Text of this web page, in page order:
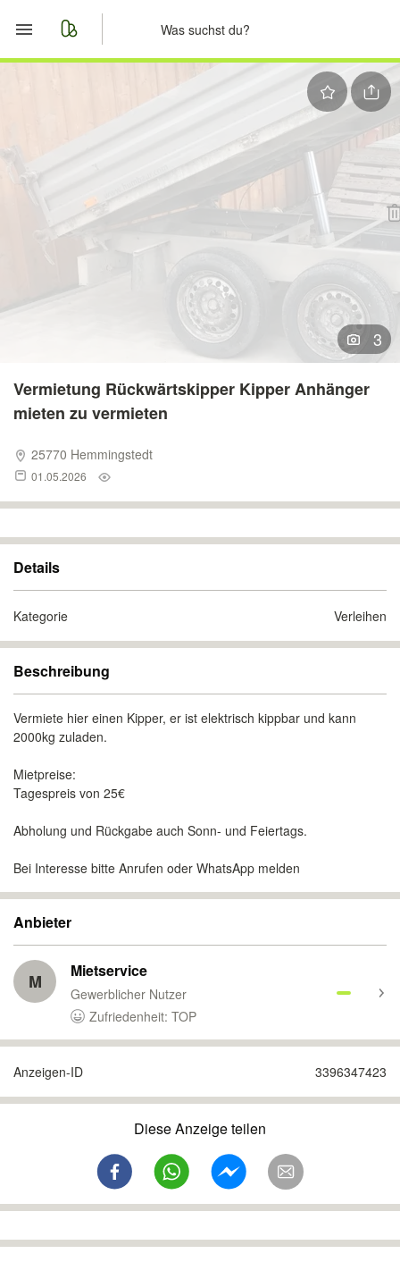
Anzeige aufgeben
3
Vermietung Rückwärtskipper Kipper Anhänger
mieten zu vermieten
25770 Hemmingstedt
01.05.2026
Details
Kategorie Verleihen
Beschreibung
Vermiete hier einen Kipper, er ist elektrisch kippbar und kann
2000kg zuladen.
Mietpreise:
Tagespreis von 25€
Abholung und Rückgabe auch Sonn- und Feiertags.
Bei Interesse bitte Anrufen oder WhatsApp melden
Anbieter
M Mietservice
Gewerblicher Nutzer
Zufriedenheit: TOP
Anzeigen-ID 3396347423
Diese Anzeige teilen